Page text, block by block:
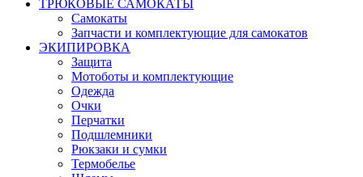
ТРЮКОВЫЕ САМОКАТЫ
Самокаты
Запчасти и комплектующие для самокатов
ЭКИПИРОВКА
Защита
Мотоботы и комплектующие
Одежда
Очки
Перчатки
Подшлемники
Рюкзаки и сумки
Термобелье